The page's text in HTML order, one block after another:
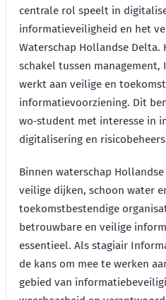
centrale rol speelt in
informatieveiligheid en het
Waterschap Hollandse Delta.
schakel tussen management,
werkt aan veilige en
informatievoorziening. Dit
wo‑student met interesse in
digitalisering en risicobeheers
Binnen waterschap
veilige dijken, schoon water
toekomstbestendige
betrouwbare en veilige
essentieel. Als stagiair
de kans om mee te werken
gebied van